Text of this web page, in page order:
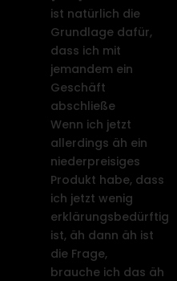
ist natürlich die
Grundlage dafür,
dass ich mit
jemandem ein
Geschäft
abschließe
Wenn ich jetzt
allerdings äh ein
niederpreisiges
Produkt habe, dass
ich jetzt wenig
erklärungsbedürftig
ist, äh dann äh ist
die Frage,
brauche ich das äh